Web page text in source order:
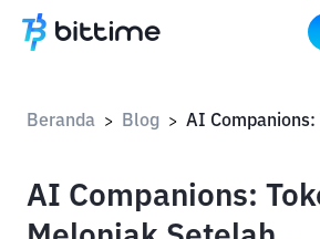
Beranda > Blog >
AI Companions: